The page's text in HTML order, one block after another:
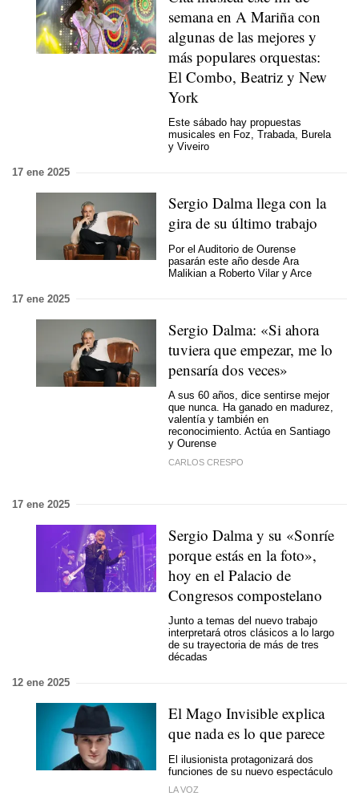
semana en A Mariña con
algunas de las mejores y
más populares orquestas:
El Combo, Beatriz y New
York
Este sábado hay propuestas
musicales en Foz, Trabada, Burela
y Viveiro
17 ene 2025
Sergio Dalma llega con la
gira de su último trabajo
Por el Auditorio de Ourense
pasarán este año desde Ara
Malikian a Roberto Vilar y Arce
17 ene 2025
Sergio Dalma: «Si ahora
tuviera que empezar, me lo
pensaría dos veces»
A sus 60 años, dice sentirse mejor
que nunca. Ha ganado en madurez,
valentía y también en
reconocimiento. Actúa en Santiago
y Ourense
CARLOS CRESPO
17 ene 2025
Sergio Dalma y su «Sonríe
porque estás en la foto»,
hoy en el Palacio de
Congresos compostelano
Junto a temas del nuevo trabajo
interpretará otros clásicos a lo largo
de su trayectoria de más de tres
décadas
12 ene 2025
El Mago Invisible explica
que nada es lo que parece
El ilusionista protagonizará dos
funciones de su nuevo espectáculo
LA VOZ